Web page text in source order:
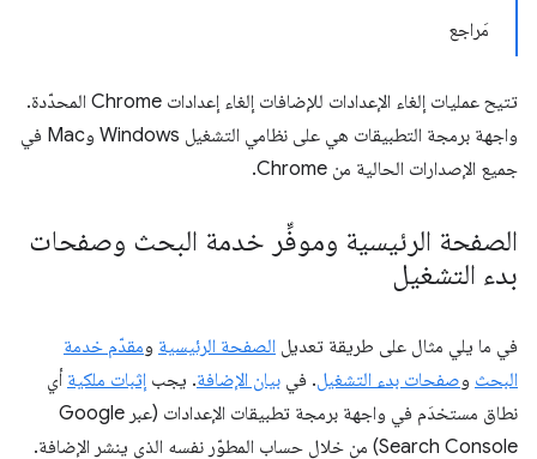
مَراجع
تتيح عمليات إلغاء الإعدادات للإضافات إلغاء إعدادات Chrome المحدّدة.
واجهة برمجة التطبيقات هي على نظامي التشغيل Windows وMac في
جميع الإصدارات الحالية من Chrome.
الصفحة الرئيسية وموفِّر خدمة البحث وصفحات
بدء التشغيل
في ما يلي مثال على طريقة تعديل الصفحة الرئيسية ومقدّم خدمة
البحث وصفحات بدء التشغيل. في بيان الإضافة. يجب إثبات ملكية أي
نطاق مستخدَم في واجهة برمجة تطبيقات الإعدادات (عبر Google
Search Console) من خلال حساب المطوّر نفسه الذي ينشر الإضافة.